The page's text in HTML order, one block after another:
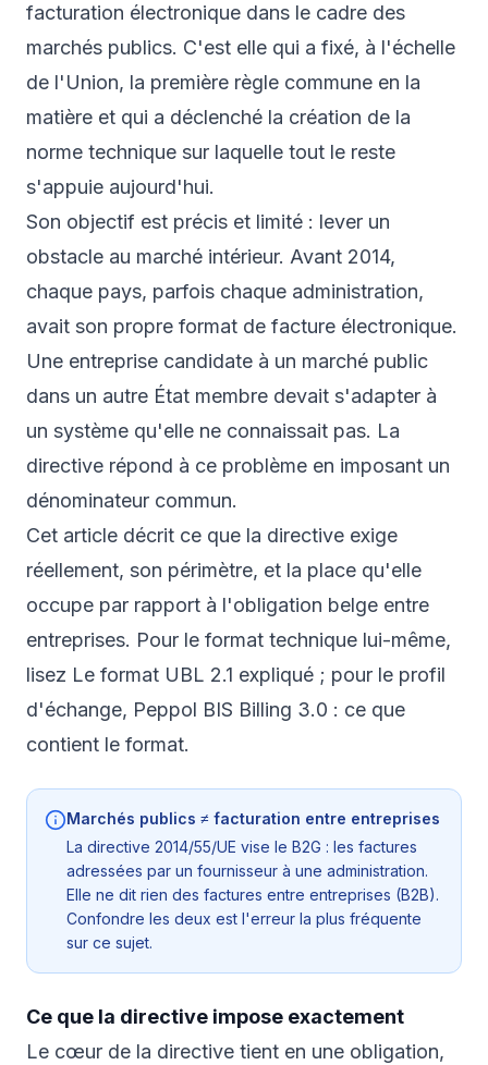
facturation électronique dans le cadre des
marchés publics. C'est elle qui a fixé, à l'échelle
de l'Union, la première règle commune en la
matière et qui a déclenché la création de la
norme technique sur laquelle tout le reste
s'appuie aujourd'hui.
Son objectif est précis et limité : lever un
obstacle au marché intérieur. Avant 2014,
chaque pays, parfois chaque administration,
avait son propre format de facture électronique.
Une entreprise candidate à un marché public
dans un autre État membre devait s'adapter à
un système qu'elle ne connaissait pas. La
directive répond à ce problème en imposant un
dénominateur commun.
Cet article décrit ce que la directive exige
réellement, son périmètre, et la place qu'elle
occupe par rapport à l'obligation belge entre
entreprises. Pour le format technique lui-même,
lisez Le format UBL 2.1 expliqué ; pour le profil
d'échange, Peppol BIS Billing 3.0 : ce que
contient le format.
Marchés publics ≠ facturation entre entreprises
La directive 2014/55/UE vise le B2G : les factures
adressées par un fournisseur à une administration.
Elle ne dit rien des factures entre entreprises (B2B).
Confondre les deux est l'erreur la plus fréquente
sur ce sujet.
Ce que la directive impose exactement
Le cœur de la directive tient en une obligation,